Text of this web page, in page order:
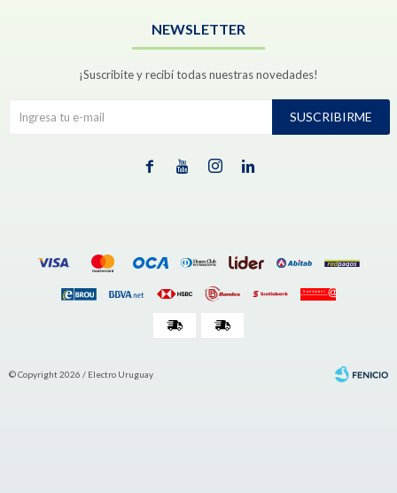
NEWSLETTER
¡Suscribite y recibí todas nuestras novedades!
SUSCRIBIRME
   
© Copyright 2026 / Electro Uruguay